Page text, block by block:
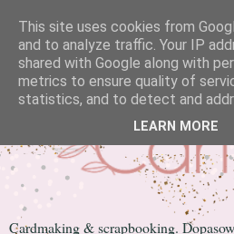
Cardmaking & scrapbooking.
This site uses cookies from
and to analyze traffic. Your IP
shared with Google along with
metrics to ensure quality of
statistics, and to detect and
LEARN MORE